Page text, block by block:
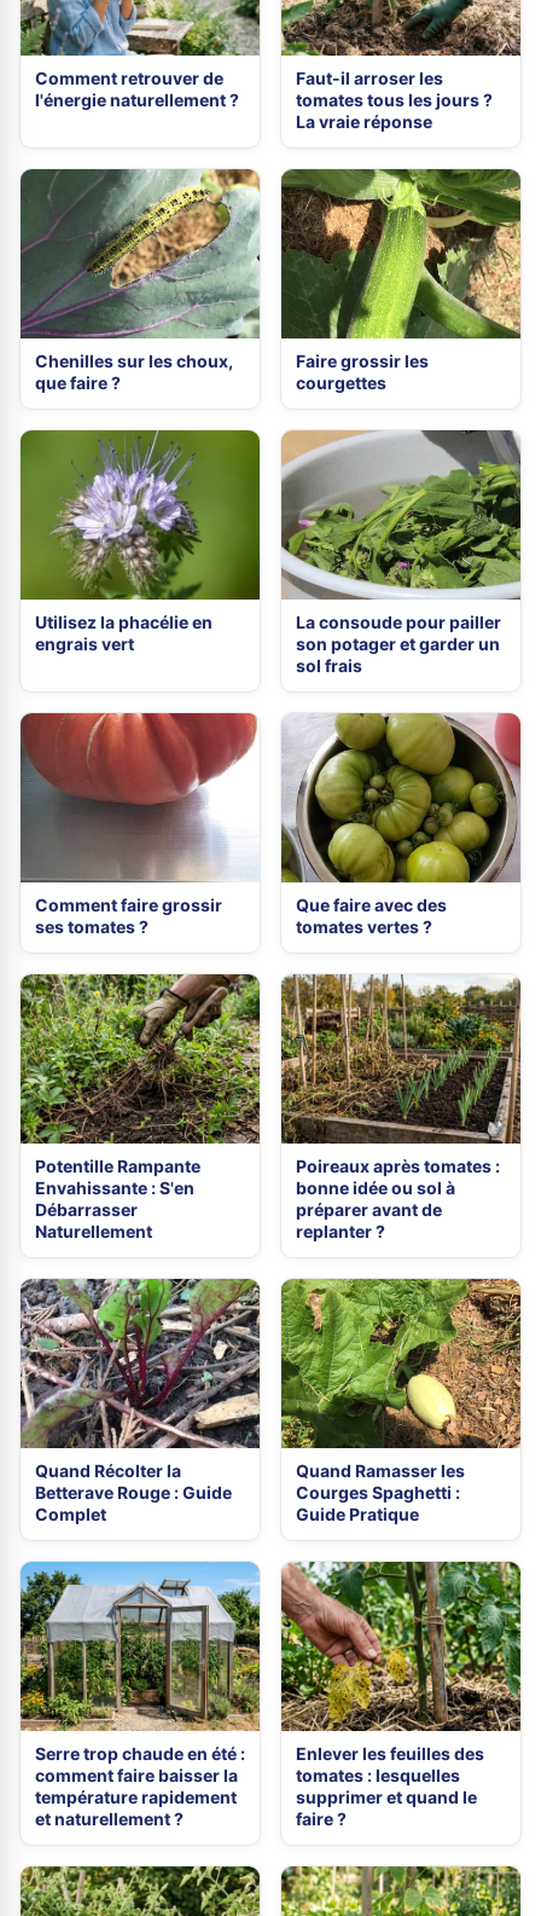
Comment retrouver de
l'énergie naturellement ?
Faut-il arroser les
tomates tous les jours ?
La vraie réponse
Chenilles sur les choux,
que faire ?
Faire grossir les
courgettes
Utilisez la phacélie en
engrais vert
La consoude pour pailler
son potager et garder un
sol frais
Comment faire grossir
ses tomates ?
Que faire avec des
tomates vertes ?
Potentille Rampante
Envahissante : S'en
Débarrasser
Naturellement
Poireaux après tomates :
bonne idée ou sol à
préparer avant de
replanter ?
Quand Récolter la
Betterave Rouge : Guide
Complet
Quand Ramasser les
Courges Spaghetti :
Guide Pratique
Serre trop chaude en été :
comment faire baisser la
température rapidement
et naturellement ?
Enlever les feuilles des
tomates : lesquelles
supprimer et quand le
faire ?